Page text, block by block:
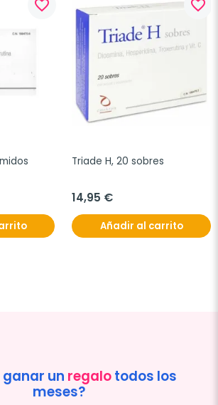
favorite_border favorite_border
Triade H, 20 sobres
14,95 €
Añadir al carrito
ganar un regalotodos los
meses?